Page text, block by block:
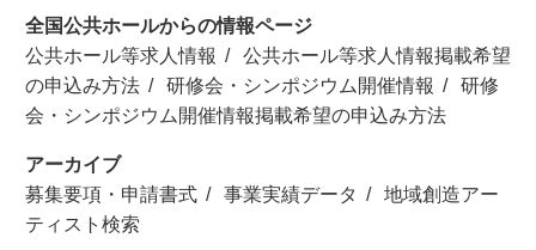
全国公共ホールからの情報ページ
公共ホール等求人情報
公共ホール等求人情報掲載希望
の申込み方法
研修会・シンポジウム開催情報
研修
会・シンポジウム開催情報掲載希望の申込み方法
アーカイブ
募集要項・申請書式
事業実績データ
地域創造アー
ティスト検索